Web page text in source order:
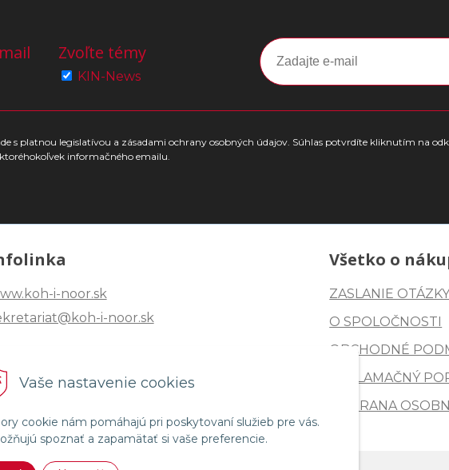
Vaše nastavenie cookies
cookie nám pomáhajú pri poskytovaní služieb pre vás.
spoznať a zapamätať si vaše preferencie.
Zvoľte témy
KIN-News
s platnou legislatívou a zásadami ochrany osobných údajov. Súhlas potvrdíte kliknutím na
informačného emailu.
i-noor.sk
i-noor.sk
+421 2 40252101
+421 2 44872870
Všetko o
ZASLANIE
O SPOLOČNOSTI
OBCHODNÉ
REKLAMAČNÝ
OCHRANA